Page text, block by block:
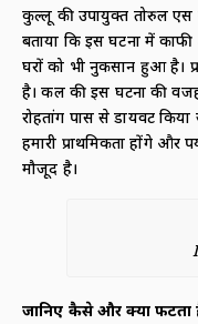
कुल्लू की उपायुक्त तोरुल एस
बताया कि इस घटना में
घरों को भी नुकसान हुआ है।
है। कल की इस घटना की
रोहतांग पास से डायवर्ट
हमारी प्राथमिकता होंगे और
मौजूद है।
जानिए कैसे और क्यों फटता